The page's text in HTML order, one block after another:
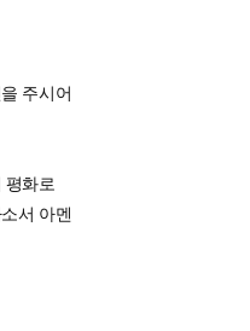
주시어
평화로
서 아멘